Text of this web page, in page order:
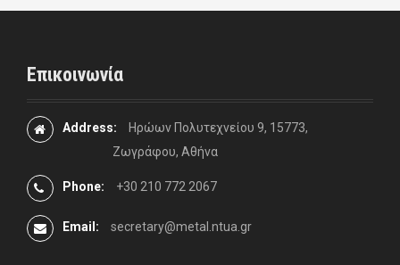
Επικοινωνία
Address:
Ηρώων Πολυτεχνείου 9, 15773,
Ζωγράφου, Αθήνα
Phone: +30 210 772 2067
Email: secretary@metal.ntua.gr